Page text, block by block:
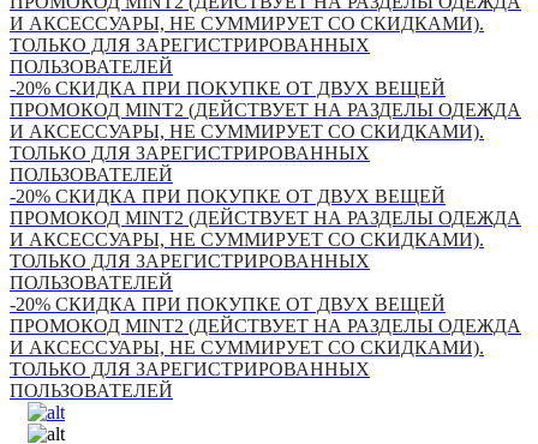
И АКСЕССУАРЫ, НЕ СУММИРУЕТ СО СКИДКАМИ).
ТОЛЬКО ДЛЯ ЗАРЕГИСТРИРОВАННЫХ
ПОЛЬЗОВАТЕЛЕЙ
-20% СКИДКА ПРИ ПОКУПКЕ ОТ ДВУХ ВЕЩЕЙ
ПРОМОКОД MINT2 (ДЕЙСТВУЕТ НА РАЗДЕЛЫ ОДЕЖДА
И АКСЕССУАРЫ, НЕ СУММИРУЕТ СО СКИДКАМИ).
ТОЛЬКО ДЛЯ ЗАРЕГИСТРИРОВАННЫХ
ПОЛЬЗОВАТЕЛЕЙ
-20% СКИДКА ПРИ ПОКУПКЕ ОТ ДВУХ ВЕЩЕЙ
ПРОМОКОД MINT2 (ДЕЙСТВУЕТ НА РАЗДЕЛЫ ОДЕЖДА
И АКСЕССУАРЫ, НЕ СУММИРУЕТ СО СКИДКАМИ).
ТОЛЬКО ДЛЯ ЗАРЕГИСТРИРОВАННЫХ
ПОЛЬЗОВАТЕЛЕЙ
-20% СКИДКА ПРИ ПОКУПКЕ ОТ ДВУХ ВЕЩЕЙ
ПРОМОКОД MINT2 (ДЕЙСТВУЕТ НА РАЗДЕЛЫ ОДЕЖДА
И АКСЕССУАРЫ, НЕ СУММИРУЕТ СО СКИДКАМИ).
ТОЛЬКО ДЛЯ ЗАРЕГИСТРИРОВАННЫХ
ПОЛЬЗОВАТЕЛЕЙ